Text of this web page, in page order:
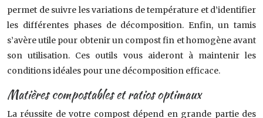
permet de suivre les variations de température et d’identifier
les différentes phases de décomposition. Enfin, un tamis
s’avère utile pour obtenir un compost fin et homogène avant
son utilisation. Ces outils vous aideront à maintenir les
conditions idéales pour une décomposition efficace.
Matières compostables et ratios optimaux
La réussite de votre compost dépend en grande partie des